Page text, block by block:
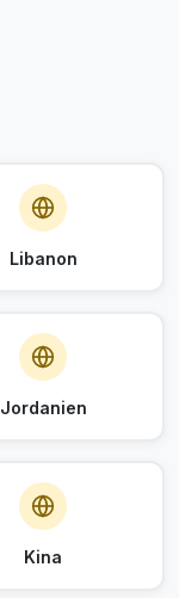
Libanon
Jordanien
Kina